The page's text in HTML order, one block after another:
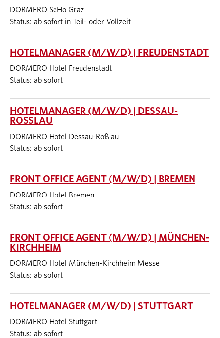
DORMERO SeHo Graz
Status: ab sofort in Teil- oder Vollzeit
HOTELMANAGER (M/W/D) | FREUDENSTADT
DORMERO Hotel Freudenstadt
Status: ab sofort
HOTELMANAGER (M/W/D) | DESSAU-
ROSSLAU
DORMERO Hotel Dessau-Roßlau
Status: ab sofort
FRONT OFFICE AGENT (M/W/D) | BREMEN
DORMERO Hotel Bremen
Status: ab sofort
FRONT OFFICE AGENT (M/W/D) | MÜNCHEN-
KIRCHHEIM
DORMERO Hotel München-Kirchheim Messe
Status: ab sofort
HOTELMANAGER (M/W/D) | STUTTGART
DORMERO Hotel Stuttgart
Status: ab sofort